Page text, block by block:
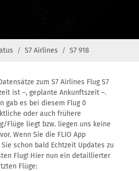
S7 Airlines S7 918
zum S7 Airlines Flug S7
ist –, geplante Ankunftszeit –.
gab es bei diesem Flug 0
oder auch frühere
Flüge liegt bzw. liegen uns keine
Wenn Sie die FLIO App
schon bald Echtzeit Updates zu
Flug! Hier nun ein detaillierter
Flüge: